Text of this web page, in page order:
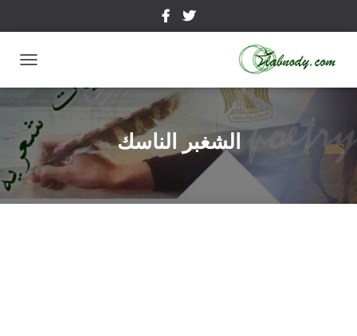
التنقل
الشغبر الناسك